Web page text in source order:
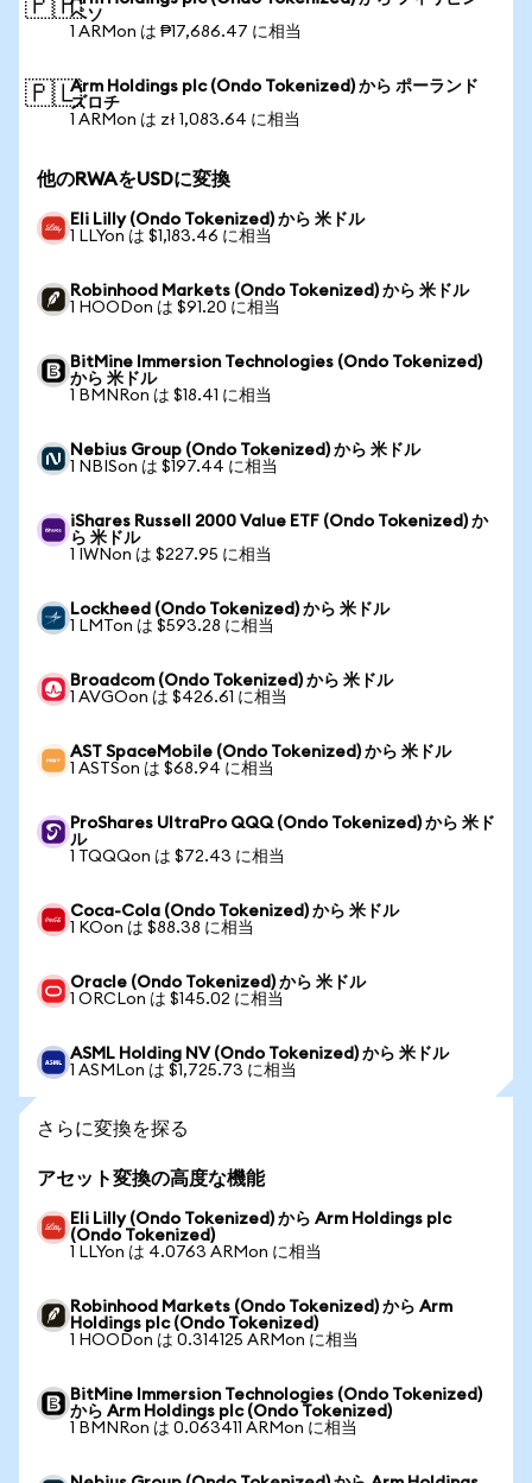
🇵🇭ペソ
1 ARMon は ₱17,686.47 に相当
🇵🇱Arm Holdings plc (Ondo Tokenized) から ポーランド
ズロチ
1 ARMon は zł 1,083.64 に相当
他のRWAをUSDに変換
Eli Lilly (Ondo Tokenized) から 米ドル
1 LLYon は $1,183.46 に相当
Robinhood Markets (Ondo Tokenized) から 米ドル
1 HOODon は $91.20 に相当
BitMine Immersion Technologies (Ondo Tokenized)
から 米ドル
1 BMNRon は $18.41 に相当
Nebius Group (Ondo Tokenized) から 米ドル
1 NBISon は $197.44 に相当
iShares Russell 2000 Value ETF (Ondo Tokenized) か
ら 米ドル
1 IWNon は $227.95 に相当
Lockheed (Ondo Tokenized) から 米ドル
1 LMTon は $593.28 に相当
Broadcom (Ondo Tokenized) から 米ドル
1 AVGOon は $426.61 に相当
AST SpaceMobile (Ondo Tokenized) から 米ドル
1 ASTSon は $68.94 に相当
ProShares UltraPro QQQ (Ondo Tokenized) から 米ド
ル
1 TQQQon は $72.43 に相当
Coca-Cola (Ondo Tokenized) から 米ドル
1 KOon は $88.38 に相当
Oracle (Ondo Tokenized) から 米ドル
1 ORCLon は $145.02 に相当
ASML Holding NV (Ondo Tokenized) から 米ドル
1 ASMLon は $1,725.73 に相当
さらに変換を探る
アセット変換の高度な機能
Eli Lilly (Ondo Tokenized) から Arm Holdings plc
(Ondo Tokenized)
1 LLYon は 4.0763 ARMon に相当
Robinhood Markets (Ondo Tokenized) から Arm
Holdings plc (Ondo Tokenized)
1 HOODon は 0.314125 ARMon に相当
BitMine Immersion Technologies (Ondo Tokenized)
から Arm Holdings plc (Ondo Tokenized)
1 BMNRon は 0.063411 ARMon に相当